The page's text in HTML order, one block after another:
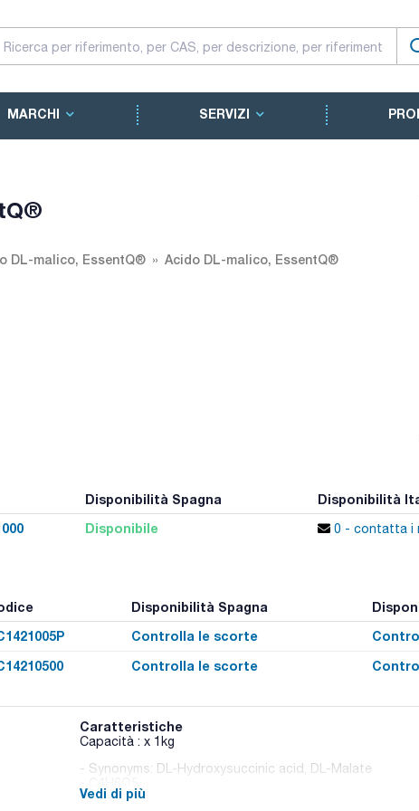
MARCHI SERVIZI
DL-malico, EssentQ® Acido DL-malico, EssentQ®
Disponibilità Spagna Disponibilità
Disponibile 0 - contatta i
Disponibilità Spagna
Controlla le scorte
Controlla le scorte
Caratteristiche
Capacità : x 1kg
- Synonyms: DL-Hydroxysuccinic acid, DL-Malate
- M = 134.09 g/mol
Vedi di più